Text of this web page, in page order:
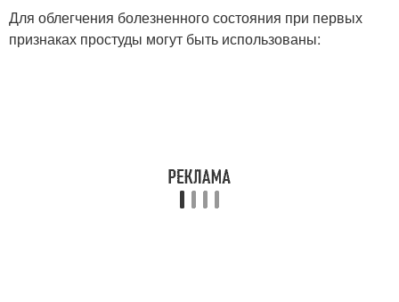
Для облегчения болезненного состояния при первых
признаках простуды могут быть использованы: